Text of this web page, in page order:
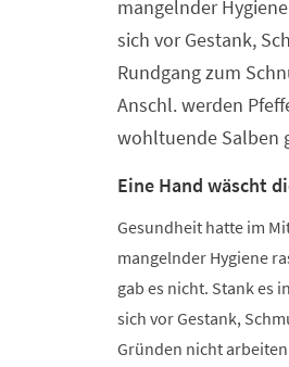
mangelnder
sich vor Gestank,
Rundgang zum
Anschl. werden
wohltuende Salben
Eine Hand wäscht
Gesundheit hatte im
mangelnder Hygiene
gab es nicht. Stank es
sich vor Gestank,
Gründen nicht